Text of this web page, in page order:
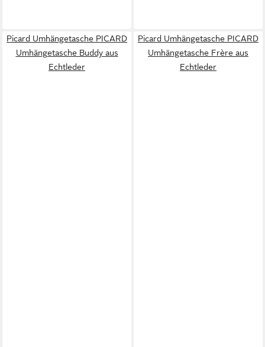
Picard Umhängetasche PICARD
Umhängetasche Buddy aus
Echtleder
Picard Umhängetasche PICARD
Umhängetasche Frère aus
Echtleder